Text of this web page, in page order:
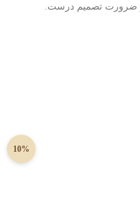
و ضرورت تصمیم درست.
10%